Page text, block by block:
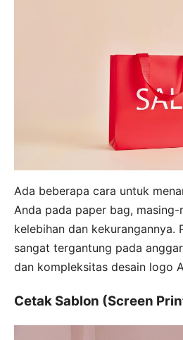
Ada beberapa cara untuk
Anda pada paper bag, masing-
kelebihan dan kekurangannya.
sangat tergantung pada
dan kompleksitas desain logo
Cetak Sablon (Screen